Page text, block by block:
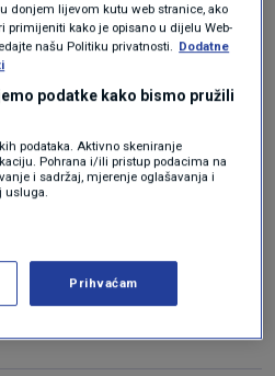
Oglas
donjem lijevom kutu web stranice, ako
primijeniti kako je opisano u dijelu Web-
našu Politiku privatnosti. Dodatne
podatke kako bismo pružili
podataka. Aktivno skeniranje
Pohrana i/ili pristup podacima na
i sadržaj, mjerenje oglašavanja i
usluga.
Prihvaćam